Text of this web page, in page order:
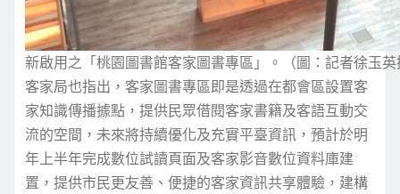
新啟用之「桃園圖書館客家圖書專區」。（圖：記者徐玉
客家局也指出，客家圖書專區即是透過在都會區設置客
家知識傳播據點，提供民眾借閱客家書籍及客語互動交
流的空間，未來將持續優化及充實平臺資訊，預計於明
年上半年完成數位試讀頁面及客家影音數位資料庫建
置，提供市民更友善、便捷的客家資訊共享體驗，建構